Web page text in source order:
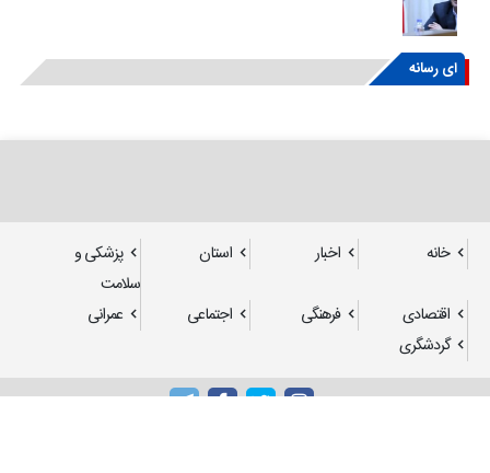
ای رسانه
خانه اخبار استان
پزشکی و
سلامت
اقتصادی
فرهنگی اجتماعی
عمرانی
گردشگری